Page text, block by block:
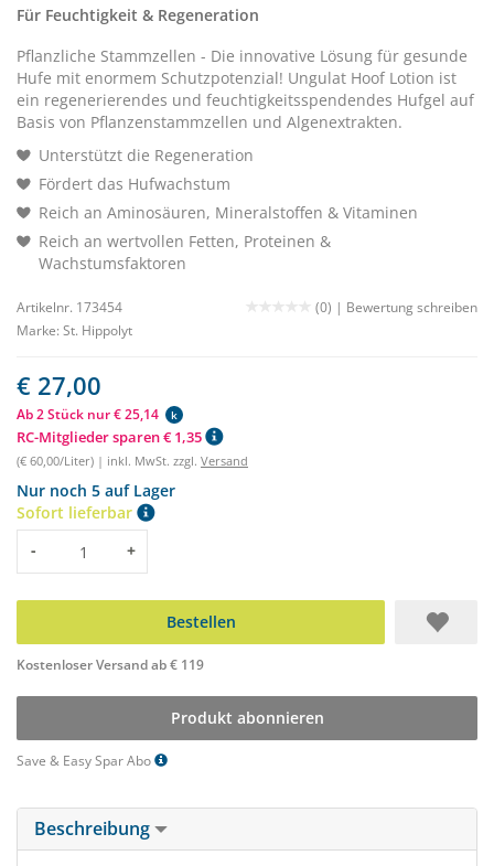
Für Feuchtigkeit & Regeneration
Pflanzliche Stammzellen - Die innovative Lösung für gesunde
Hufe mit enormem Schutzpotenzial! Ungulat Hoof Lotion ist
ein regenerierendes und feuchtigkeitsspendendes Hufgel auf
Basis von Pflanzenstammzellen und Algenextrakten.
Unterstützt die Regeneration
Fördert das Hufwachstum
Reich an Aminosäuren, Mineralstoffen & Vitaminen
Reich an wertvollen Fetten, Proteinen &
Wachstumsfaktoren
Artikelnr. 173454 (0) | Bewertung schreiben
Marke: St. Hippolyt
€ 27,00
Ab 2 Stück nur € 25,14 k
RC-Mitglieder sparen € 1,35
(€ 60,00/Liter) | inkl. MwSt. zzgl. Versand
Nur noch 5 auf Lager
Sofort lieferbar
Menge
- +
Bestellen
Kostenloser Versand ab € 119
Produkt abonnieren
Save & Easy Spar Abo
Beschreibung